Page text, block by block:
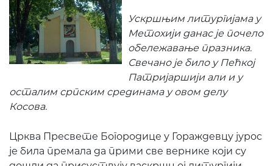
Ускршњим литургијама у
Метохији данас је почело
обележавање празника.
Свечано је било у Пећкој
Патријаршији али и у
осталим српским срединама у овом делу
Косова.
Црква Пресвете Богородице у Гораждевцу јурос
је била премала да прими све вернике који су